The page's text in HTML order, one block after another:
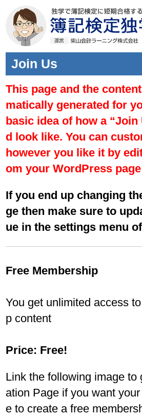
Join Us
This page and the
matically generated for
basic idea of how a “Join
d look like. You can
however you like it by
om your WordPress
If you end up changing
ge then make sure to
ue in the settings menu
Free Membership
You get unlimited access
p content
Price: Free!
Link the following image to
ation Page if you want
e to create a free